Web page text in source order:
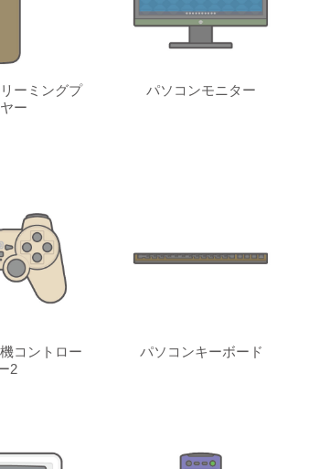
ーミングプ
ー
パソコンモニター
コントロー
2
パソコンキーボード